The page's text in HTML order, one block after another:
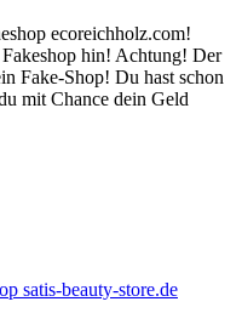
ecoreichholz.com!
hin! Achtung! Der
Fake-Shop! Du hast schon
mit Chance dein Geld
satis-beauty-store.de